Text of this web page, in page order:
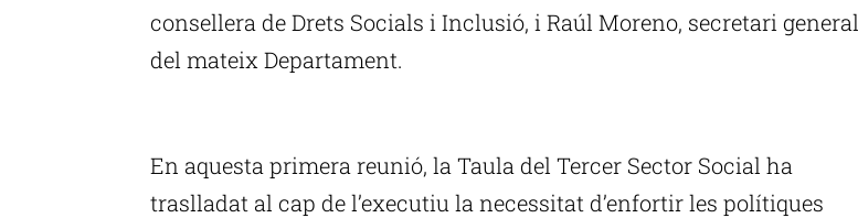
consellera de Drets Socials i Inclusió, i Raúl Moreno, secretari general
del mateix Departament.
En aquesta primera reunió, la Taula del Tercer Sector Social ha
traslladat al cap de l’executiu la necessitat d’enfortir les polítiques